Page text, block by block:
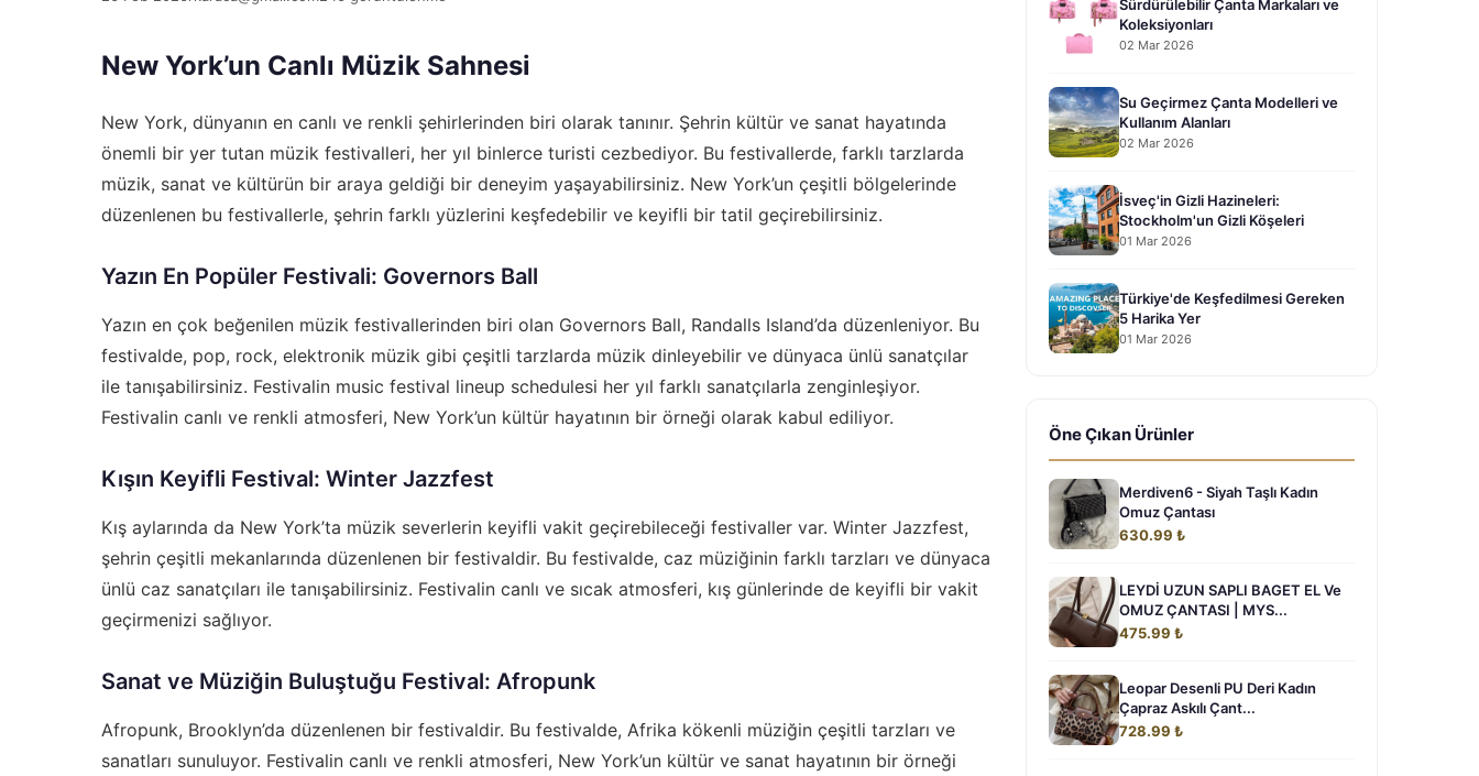
New York’un Canlı Müzik Sahnesi
New York, dünyanın en canlı ve renkli şehirlerinden biri olarak tanınır. Şehrin kültür ve sanat hayatında
önemli bir yer tutan müzik festivalleri, her yıl binlerce turisti cezbediyor. Bu festivallerde, farklı tarzlarda
müzik, sanat ve kültürün bir araya geldiği bir deneyim yaşayabilirsiniz. New York’un çeşitli bölgelerinde
düzenlenen bu festivallerle, şehrin farklı yüzlerini keşfedebilir ve keyifli bir tatil geçirebilirsiniz.
Yazın En Popüler Festivali: Governors Ball
Yazın en çok beğenilen müzik festivallerinden biri olan Governors Ball, Randalls Island’da düzenleniyor. Bu
festivalde, pop, rock, elektronik müzik gibi çeşitli tarzlarda müzik dinleyebilir ve dünyaca ünlü sanatçılar
ile tanışabilirsiniz. Festivalin music festival lineup schedulesi her yıl farklı sanatçılarla zenginleşiyor.
Festivalin canlı ve renkli atmosferi, New York’un kültür hayatının bir örneği olarak kabul ediliyor.
Kışın Keyifli Festival: Winter Jazzfest
Kış aylarında da New York’ta müzik severlerin keyifli vakit geçirebileceği festivaller var. Winter Jazzfest,
şehrin çeşitli mekanlarında düzenlenen bir festivaldir. Bu festivalde, caz müziğinin farklı tarzları ve dünyaca
ünlü caz sanatçıları ile tanışabilirsiniz. Festivalin canlı ve sıcak atmosferi, kış günlerinde de keyifli bir vakit
geçirmenizi sağlıyor.
Sanat ve Müziğin Buluştuğu Festival: Afropunk
Afropunk, Brooklyn’da düzenlenen bir festivaldir. Bu festivalde, Afrika kökenli müziğin çeşitli tarzları ve
sanatları sunuluyor. Festivalin canlı ve renkli atmosferi, New York’un kültür ve sanat hayatının bir örneği
Sürdürülebilir Çanta Markaları ve
Koleksiyonları
02 Mar 2026
Su Geçirmez Çanta Modelleri ve
Kullanım Alanları
02 Mar 2026
İsveç'in Gizli Hazineleri:
Stockholm'un Gizli Köşeleri
01 Mar 2026
Türkiye'de Keşfedilmesi Gereken
5 Harika Yer
01 Mar 2026
Öne Çıkan Ürünler
Merdiven6 - Siyah Taşlı Kadın
Omuz Çantası
630.99 ₺
LEYDİ UZUN SAPLI BAGET EL Ve
OMUZ ÇANTASI | MYS...
475.99 ₺
Leopar Desenli PU Deri Kadın
Çapraz Askılı Çant...
728.99 ₺